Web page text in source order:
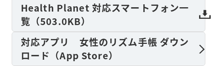
Health Planet 対応スマートフォン一
覧（503.0KB）
対応アプリ 女性のリズム手帳 ダウン
ロード（App Store）